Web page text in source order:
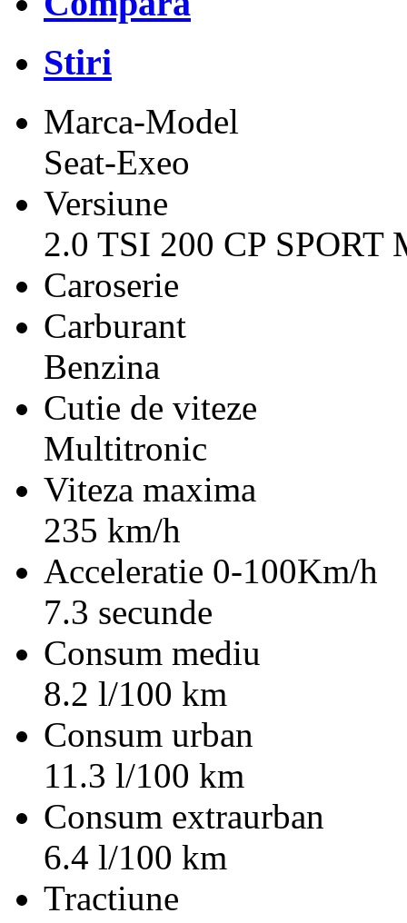
Stiri
Marca-Model
Seat-Exeo
Versiune
2.0 TSI 200 CP SPORT
Caroserie
Carburant
Benzina
Cutie de viteze
Multitronic
Viteza maxima
235 km/h
Acceleratie 0-100Km/h
7.3 secunde
Consum mediu
8.2 l/100 km
Consum urban
11.3 l/100 km
Consum extraurban
6.4 l/100 km
Tractiune